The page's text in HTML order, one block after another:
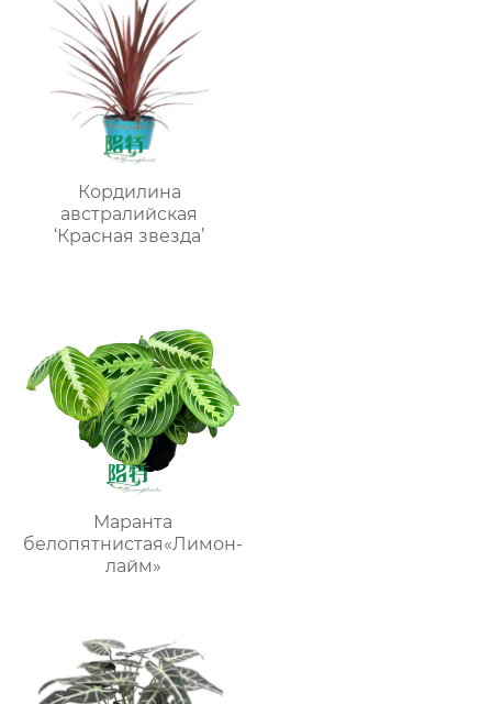
Кордилина
австралийская
‘Красная звезда’
Маранта
белопятнистая«Лимон-
лайм»